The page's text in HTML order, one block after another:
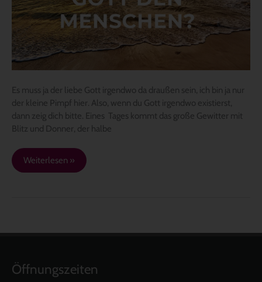
Es muss ja der liebe Gott irgendwo da draußen sein, ich bin ja nur
der kleine Pimpf hier. Also, wenn du Gott irgendwo existierst,
dann zeig dich bitte. Eines Tages kommt das große Gewitter mit
Blitz und Donner, der halbe
Menschen?
Weiterlesen »
Öffnungszeiten